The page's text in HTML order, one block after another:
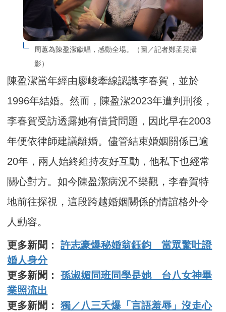
周蕙為陳盈潔獻唱，感動全場。（圖／記者鄭孟晃攝
影）
陳盈潔當年經由廖峻牽線認識李春賀，並於
1996年結婚。然而，陳盈潔2023年遭判刑後，
李春賀受訪透露她有借貸問題，因此早在2003
年便依律師建議離婚。儘管結束婚姻關係已逾
20年，兩人始終維持友好互動，他私下也經常
關心對方。如今陳盈潔病況不樂觀，李春賀特
地前往探視，這段跨越婚姻關係的情誼格外令
人動容。
更多新聞：許志豪爆秘婚翁鈺鈞 當眾驚吐證
婚人身分
更多新聞：孫淑媚同班同學是她 台八女神畢
業照流出
更多新聞：獨／八三夭爆「言語羞辱」沒走心